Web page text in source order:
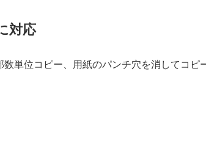
対応
単位コピー、用紙のパンチ穴を消してコ